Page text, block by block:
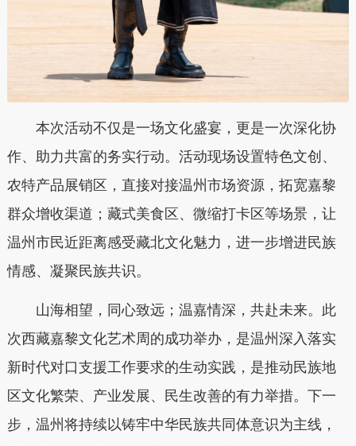
本次活动不仅是一场文化盛宴，更是一次深化协
作、助力共富的务实行动。活动现场设置特色文创、
农特产品展销区，直接对接温州市场资源，拓宽嘉黎
群众增收渠道；藏式美食区、微缩打卡区等场景，让
温州市民近距离感受藏北文化魅力，进一步增进民族
情感、凝聚民族共识。
山海相望，同心致远；温嘉情深，共赴未来。此
次西藏嘉黎文化艺术周的成功举办，是温州深入落实
新时代对口支援工作要求的生动实践，是推动民族地
区文化繁荣、产业发展、民生改善的有力举措。下一
步，温州将持续以铸牢中华民族共同体意识为主线，